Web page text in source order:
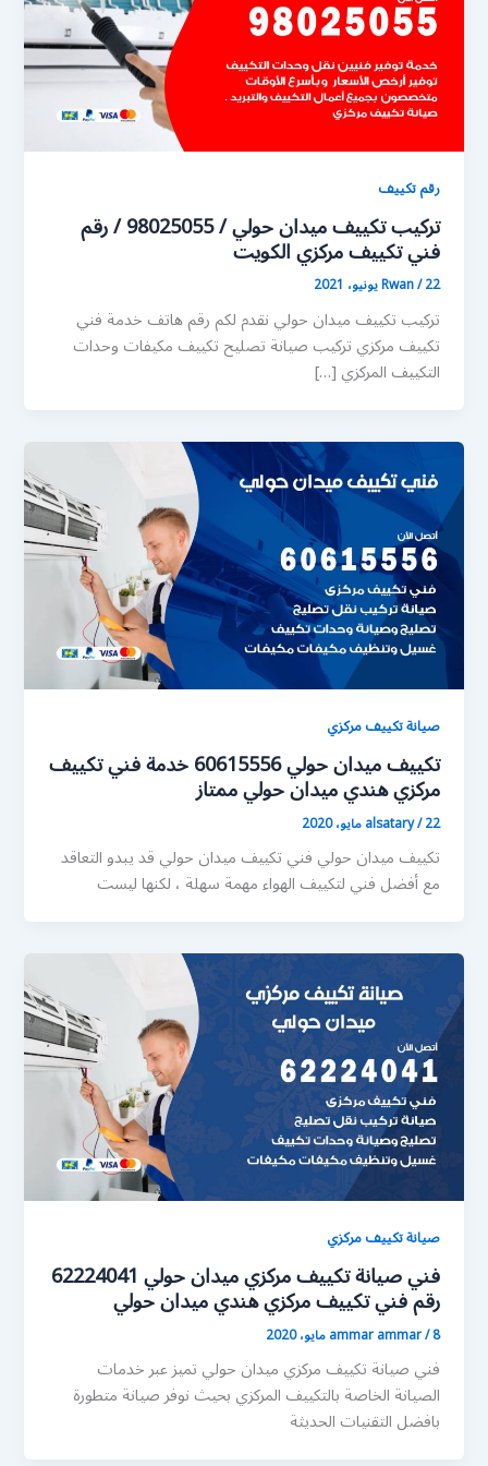
رقم تكييف
تركيب تكييف ميدان حولي / 98025055 / رقم
فني تكييف مركزي الكويت
Rwan/22 يونيو، 2021
تركيب تكييف ميدان حولي نقدم لكم رقم هاتف خدمة فني
تكييف مركزي تركيب صيانة تصليح تكييف مكيفات وحدات
التكييف المركزي […]
صيانة تكييف مركزي
تكييف ميدان حولي 60615556 خدمة فني تكييف
مركزي هندي ميدان حولي ممتاز
alsatary/22 مايو، 2020
تكييف ميدان حولي فني تكييف ميدان حولي قد يبدو التعاقد
مع أفضل فني لتكييف الهواء مهمة سهلة ، لكنها ليست
صيانة تكييف مركزي
فني صيانة تكييف مركزي ميدان حولي 62224041
رقم فني تكييف مركزي هندي ميدان حولي
ammar ammar/8 مايو، 2020
فني صيانة تكييف مركزي ميدان حولي تميز عبر خدمات
الصيانة الخاصة بالتكييف المركزي بحيث نوفر صيانة متطورة
بافضل التقنيات الحديثة